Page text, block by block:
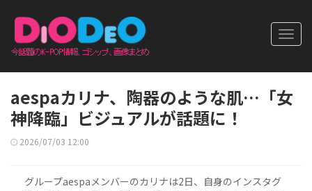
aespaカリナ、陶器のような肌…「女
神降臨」ビジュアルが話題に！
2026/07/03 12:00
グループaespaメンバーのカリナは2日、自身のインスタグ